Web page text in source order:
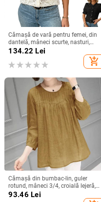
Cămașă de vară pentru femei, din
dantelă, mâneci scurte, nasturi,
imprimeu floral, croială lejeră, guler
rotund, din bumbac-poliester
134.22 Lei
add_shopping_cart
Cămașă din bumbac-lin, guler
rotund, mâneci 3/4, croială lejeră,
stil urban de relaxare
93.46 Lei